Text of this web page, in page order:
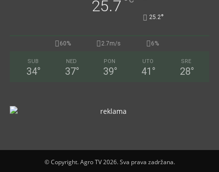
25.7
25.2°
60% 2.7m/s 6%
SUB
34°
NED
37°
PON
39°
UTO
41 °
SRE
28°
© Copyright. Agro TV 2026. Sva prava zadržana.